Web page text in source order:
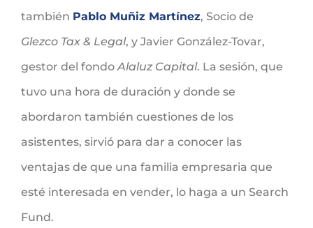
también Pablo Muñiz Martínez, Socio de
Glezco Tax & Legal, y Javier González-Tovar,
gestor del fondo Alaluz Capital. La sesión, que
tuvo una hora de duración y donde se
abordaron también cuestiones de los
asistentes, sirvió para dar a conocer las
ventajas de que una familia empresaria que
esté interesada en vender, lo haga a un Search
Fund.